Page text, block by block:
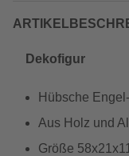
Dekofigur
Hübsche
Aus Holz und
Größe